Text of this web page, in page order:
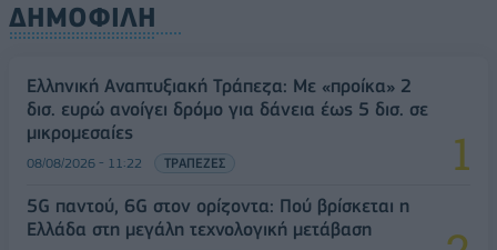
ΔΗΜΟΦΙΛΗ
Ελληνική Αναπτυξιακή Τράπεζα: Με «προίκα» 2
δισ. ευρώ ανοίγει δρόμο για δάνεια έως 5 δισ. σε
μικρομεσαίες
08/08/2026 - 11:22 ΤΡΑΠΕΖΕΣ
5G παντού, 6G στον ορίζοντα: Πού βρίσκεται η
Ελλάδα στη μεγάλη τεχνολογική μετάβαση